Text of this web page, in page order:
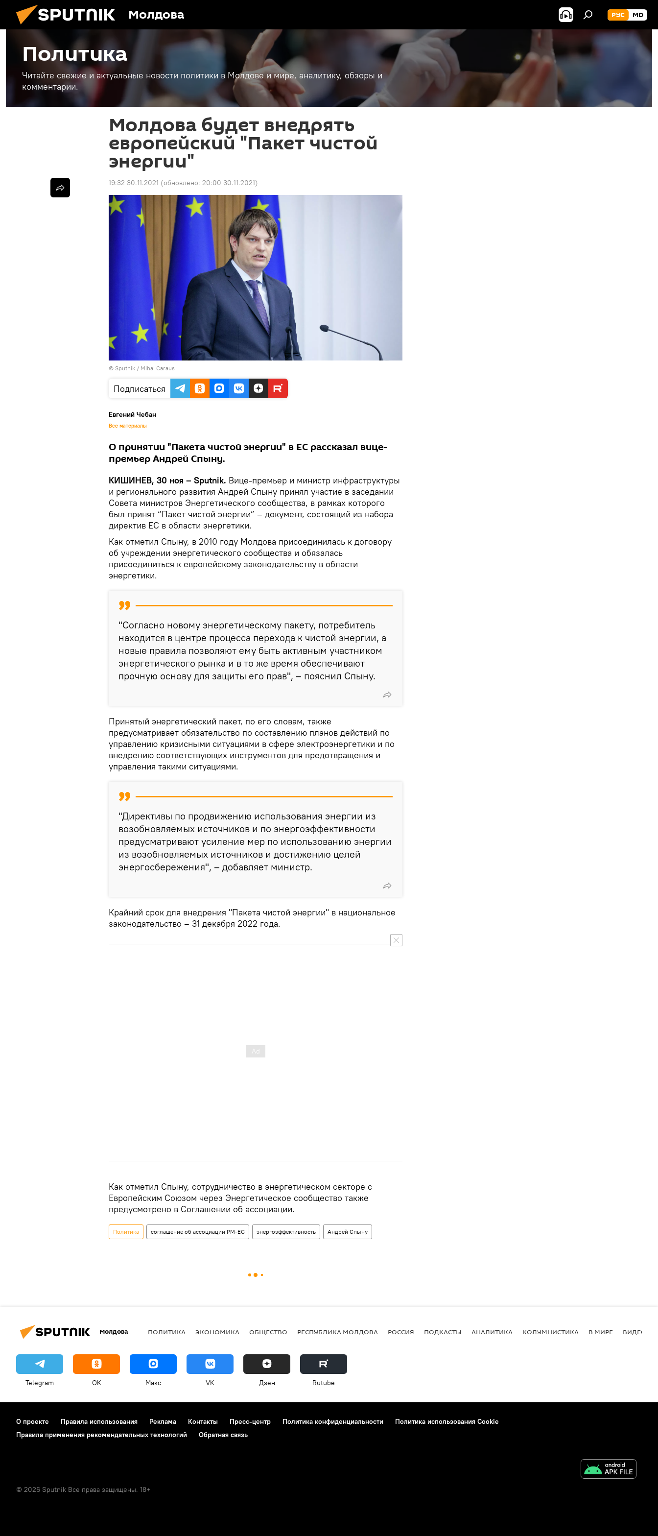
Молдова РУС MD
Политика
Читайте свежие и актуальные новости политики в Молдове и мире, аналитику, обзоры и
комментарии.
Молдова будет внедрять
европейский "Пакет чистой
энергии"
19:32 30.11.2021 (обновлено: 20:00 30.11.2021)
© Sputnik / Mihai Caraus
Подписаться
Евгений Чебан
Все материалы
О принятии "Пакета чистой энергии" в ЕС рассказал вице-
премьер Андрей Спыну.
КИШИНЕВ, 30 ноя – Sputnik. Вице-премьер и министр инфраструктуры
и регионального развития Андрей Спыну принял участие в заседании
Совета министров Энергетического сообщества, в рамках которого
был принят “Пакет чистой энергии” – документ, состоящий из набора
директив ЕС в области энергетики.
Как отметил Спыну, в 2010 году Молдова присоединилась к договору
об учреждении энергетического сообщества и обязалась
присоединиться к европейскому законодательству в области
энергетики.
"Согласно новому энергетическому пакету, потребитель
находится в центре процесса перехода к чистой энергии, а
новые правила позволяют ему быть активным участником
энергетического рынка и в то же время обеспечивают
прочную основу для защиты его прав", – пояснил Спыну.
Принятый энергетический пакет, по его словам, также
предусматривает обязательство по составлению планов действий по
управлению кризисными ситуациями в сфере электроэнергетики и по
внедрению соответствующих инструментов для предотвращения и
управления такими ситуациями.
"Директивы по продвижению использования энергии из
возобновляемых источников и по энергоэффективности
предусматривают усиление мер по использованию энергии
из возобновляемых источников и достижению целей
энергосбережения", – добавляет министр.
Крайний срок для внедрения "Пакета чистой энергии" в национальное
законодательство – 31 декабря 2022 года.
Как отметил Спыну, сотрудничество в энергетическом секторе с
Европейским Союзом через Энергетическое сообщество также
предусмотрено в Соглашении об ассоциации.
Политика соглашение об ассоциации РМ-ЕС энергоэффективность Андрей Спыну
Молдова ПОЛИТИКА ЭКОНОМИКА ОБЩЕСТВО РЕСПУБЛИКА МОЛДОВА РОССИЯ ПОДКАСТЫ АНАЛИТИКА КОЛУМНИСТИКА В МИРЕ ВИДЕО
Telegram OK Макс VK Дзен Rutube
О проекте Правила использования Реклама Контакты Пресс-центр Политика конфиденциальности
Политика использования Cookie
Правила применения рекомендательных технологий
Обратная связь
© 2026 Sputnik Все права защищены. 18+